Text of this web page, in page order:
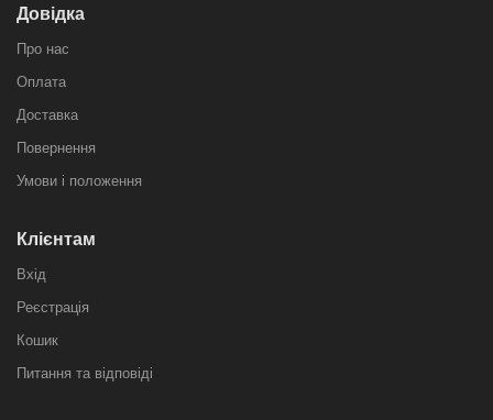
Довідка
Про нас
Оплата
Доставка
Повернення
Умови і положення
Клієнтам
Вхід
Реєстрація
Кошик
Питання та відповіді